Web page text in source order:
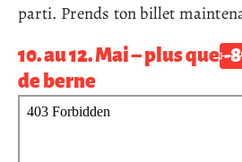
parti. Prends ton billet
10. au 12. Mai – plus que -
de berne